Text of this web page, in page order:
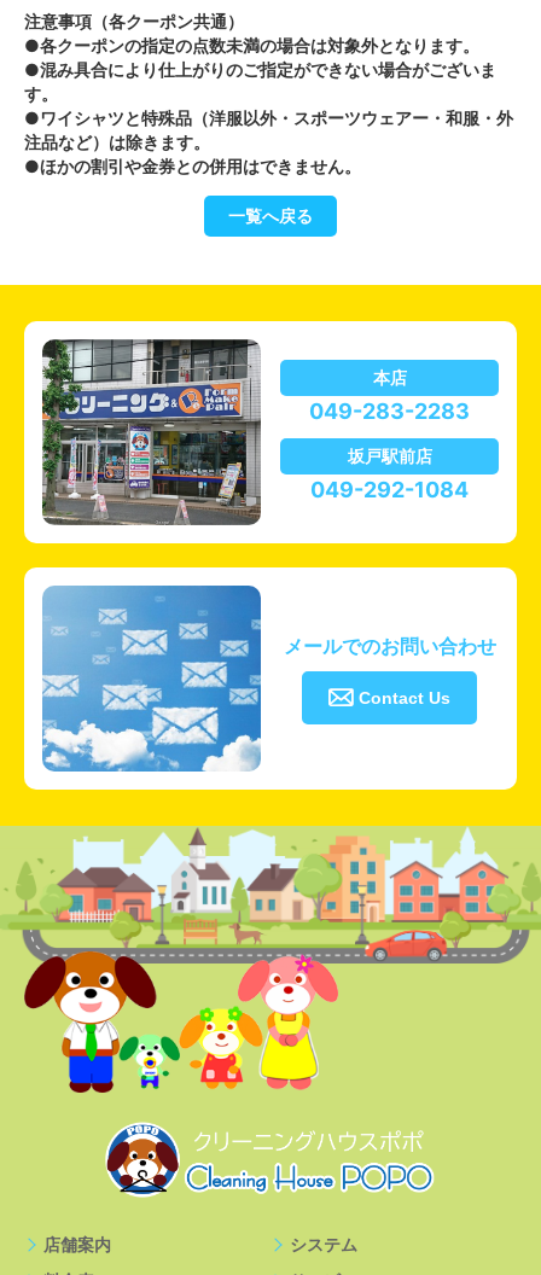
注意事項（各クーポン共通）
●各クーポンの指定の点数未満の場合は対象外となります。
●混み具合により仕上がりのご指定ができない場合がございま
す。
●ワイシャツと特殊品（洋服以外・スポーツウェアー・和服・外
注品など）は除きます。
●ほかの割引や金券との併用はできません。
一覧へ戻る
本店
049-283-2283
坂戸駅前店
049-292-1084
メールでのお問い合わせ
 Contact Us
店舗案内
システム